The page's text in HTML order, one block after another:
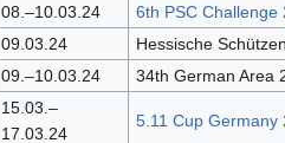
08.–10.03.24
6th PSC Challenge
09.03.24
Hessische
09.–10.03.24
34th German Area
15.03.–
17.03.24
5.11 Cup Germany